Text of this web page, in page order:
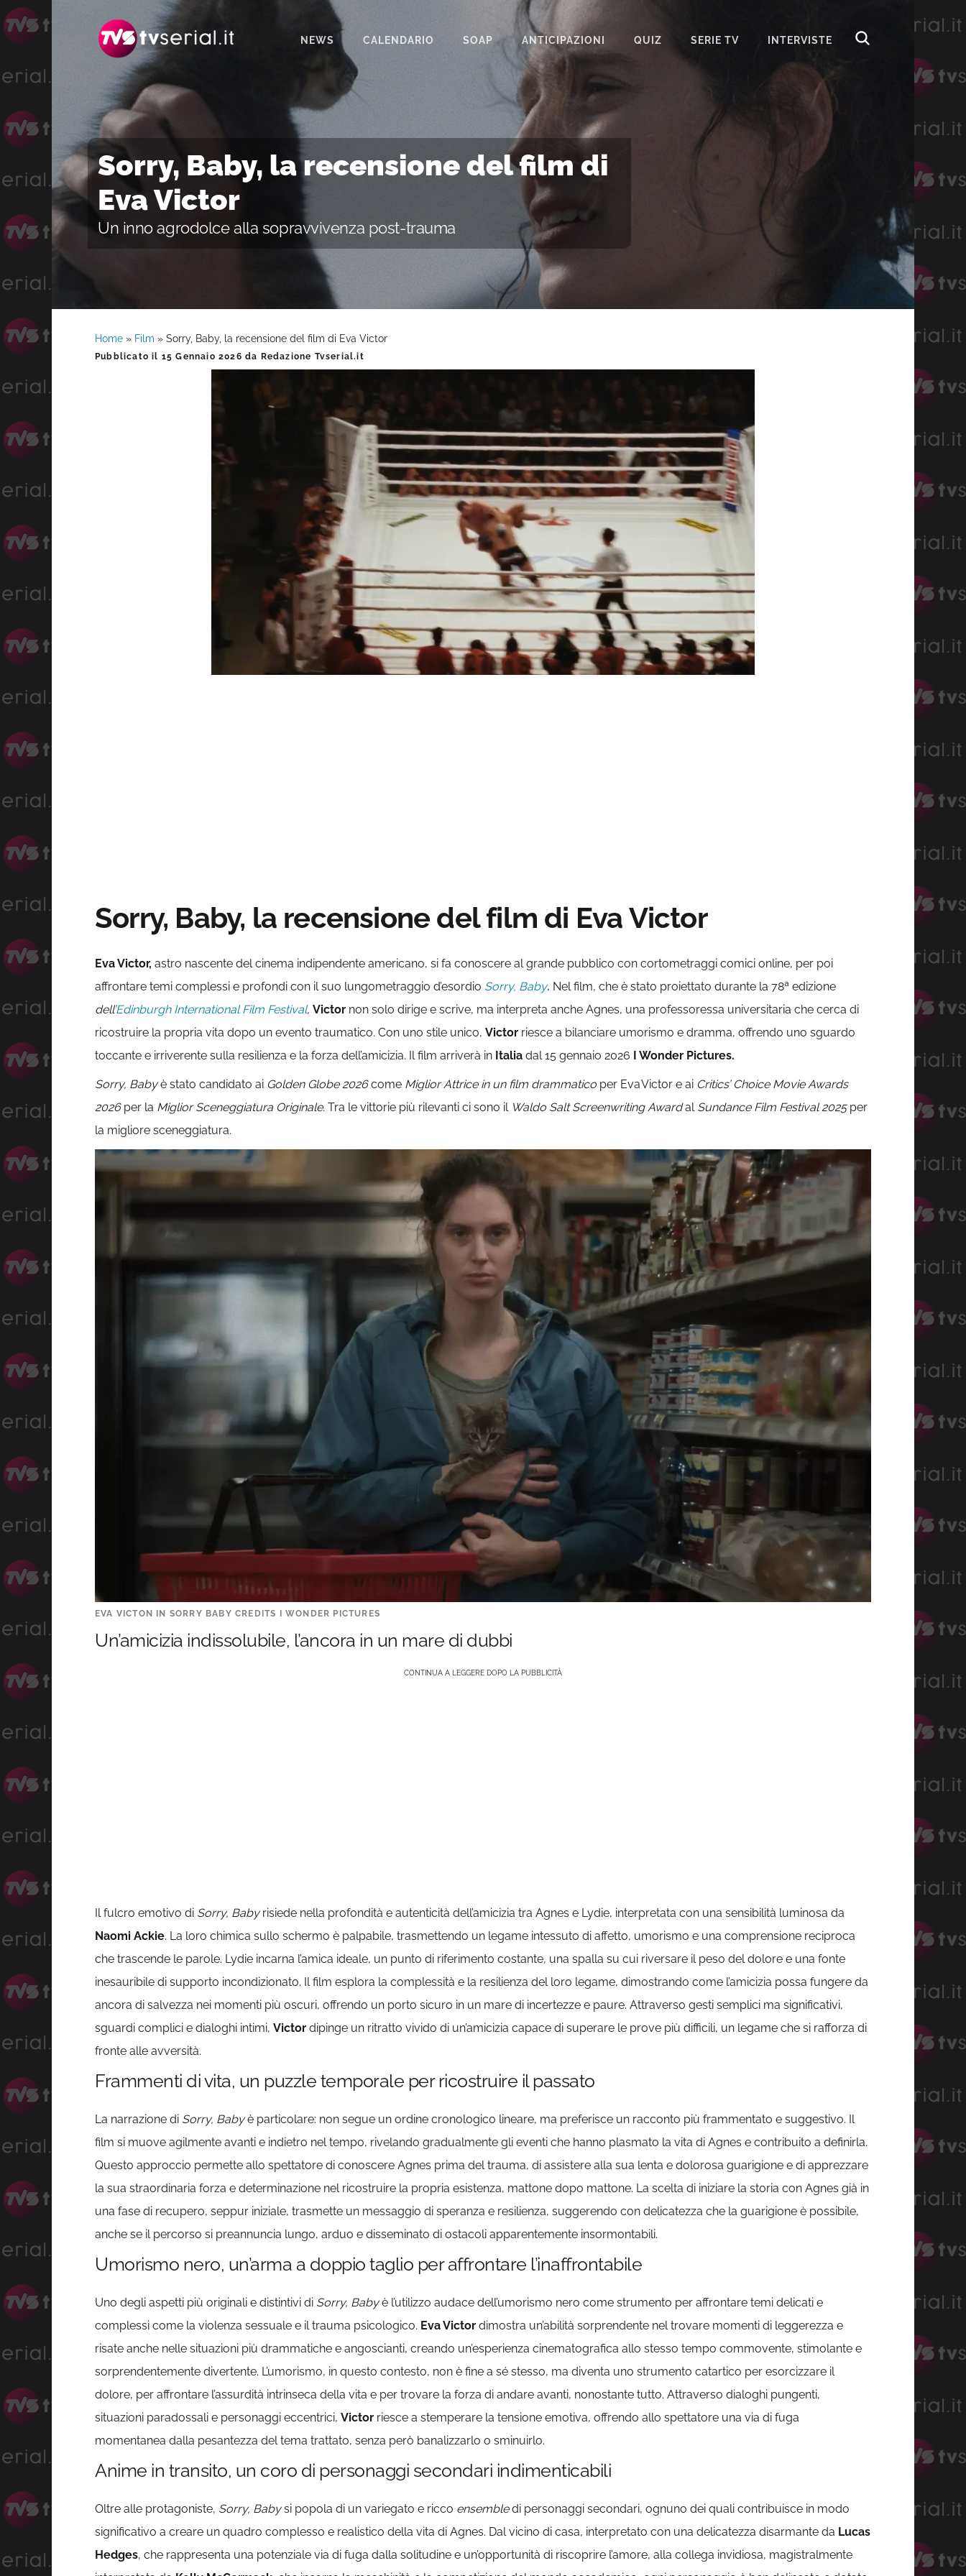
navigazione
contenuto
NEWS CALENDARIO SOAP
BEAUTIFUL
IL PARADISO DELLE SIGNORE
LA PROMESSA
SEGRETI DI FAMIGLIA
TEMPESTA D’AMORE
UN POSTO AL SOLE
ANTICIPAZIONI QUIZ SERIE TV INTERVISTE
Sorry, Baby, la recensione del film di
Eva Victor
Un inno agrodolce alla sopravvivenza post-trauma
Home » Film » Sorry, Baby, la recensione del film di Eva Victor
Pubblicato il 15 Gennaio 2026 da Redazione Tvserial.it
Unmute
0%
Progress
0%
Sorry, Baby, la recensione del film di Eva Victor
Eva Victor, astro nascente del cinema indipendente americano, si fa conoscere al grande pubblico con cortometraggi comici online, per poi
affrontare temi complessi e profondi con il suo lungometraggio d’esordio Sorry, Baby. Nel film, che è stato proiettato durante la 78ª edizione
dell’Edinburgh International Film Festival, Victor non solo dirige e scrive, ma interpreta anche Agnes, una professoressa universitaria che cerca di
ricostruire la propria vita dopo un evento traumatico. Con uno stile unico, Victor riesce a bilanciare umorismo e dramma, offrendo uno sguardo
toccante e irriverente sulla resilienza e la forza dell’amicizia. Il film arriverà in Italia dal 15 gennaio 2026 I Wonder Pictures.
Sorry, Babyè stato candidato ai Golden Globe 2026come Miglior Attrice in un film drammatico per Eva Victor e ai Critics’ Choice Movie Awards
2026per la Miglior Sceneggiatura Originale. Tra le vittorie più rilevanti ci sono il Waldo Salt Screenwriting Awardal Sundance Film Festival 2025per
la migliore sceneggiatura.
EVA VICTON IN SORRY BABY CREDITS I WONDER PICTURES
Un’amicizia indissolubile, l’ancora in un mare di dubbi
CONTINUA A LEGGERE DOPO LA PUBBLICITÀ
Il fulcro emotivo di Sorry, Babyrisiede nella profondità e autenticità dell’amicizia tra Agnes e Lydie, interpretata con una sensibilità luminosa da
Naomi Ackie. La loro chimica sullo schermo è palpabile, trasmettendo un legame intessuto di affetto, umorismo e una comprensione reciproca
che trascende le parole. Lydie incarna l’amica ideale, un punto di riferimento costante, una spalla su cui riversare il peso del dolore e una fonte
inesauribile di supporto incondizionato. Il film esplora la complessità e la resilienza del loro legame, dimostrando come l’amicizia possa fungere da
ancora di salvezza nei momenti più oscuri, offrendo un porto sicuro in un mare di incertezze e paure. Attraverso gesti semplici ma significativi,
sguardi complici e dialoghi intimi, Victor dipinge un ritratto vivido di un’amicizia capace di superare le prove più difficili, un legame che si rafforza di
fronte alle avversità.
Frammenti di vita, un puzzle temporale per ricostruire il passato
La narrazione di Sorry, Babyè particolare: non segue un ordine cronologico lineare, ma preferisce un racconto più frammentato e suggestivo. Il
film si muove agilmente avanti e indietro nel tempo, rivelando gradualmente gli eventi che hanno plasmato la vita di Agnes e contribuito a definirla.
Questo approccio permette allo spettatore di conoscere Agnes prima del trauma, di assistere alla sua lenta e dolorosa guarigione e di apprezzare
la sua straordinaria forza e determinazione nel ricostruire la propria esistenza, mattone dopo mattone. La scelta di iniziare la storia con Agnes già in
una fase di recupero, seppur iniziale, trasmette un messaggio di speranza e resilienza, suggerendo con delicatezza che la guarigione è possibile,
anche se il percorso si preannuncia lungo, arduo e disseminato di ostacoli apparentemente insormontabili.
Umorismo nero, un’arma a doppio taglio per affrontare l’inaffrontabile
Uno degli aspetti più originali e distintivi di Sorry, Babyè l’utilizzo audace dell’umorismo nero come strumento per affrontare temi delicati e
complessi come la violenza sessuale e il trauma psicologico. Eva Victor dimostra un’abilità sorprendente nel trovare momenti di leggerezza e
risate anche nelle situazioni più drammatiche e angoscianti, creando un’esperienza cinematografica allo stesso tempo commovente, stimolante e
sorprendentemente divertente. L’umorismo, in questo contesto, non è fine a sé stesso, ma diventa uno strumento catartico per esorcizzare il
dolore, per affrontare l’assurdità intrinseca della vita e per trovare la forza di andare avanti, nonostante tutto. Attraverso dialoghi pungenti,
situazioni paradossali e personaggi eccentrici, Victor riesce a stemperare la tensione emotiva, offrendo allo spettatore una via di fuga
momentanea dalla pesantezza del tema trattato, senza però banalizzarlo o sminuirlo.
Anime in transito, un coro di personaggi secondari indimenticabili
Oltre alle protagoniste, Sorry, Babysi popola di un variegato e ricco ensembledi personaggi secondari, ognuno dei quali contribuisce in modo
significativo a creare un quadro complesso e realistico della vita di Agnes. Dal vicino di casa, interpretato con una delicatezza disarmante da Lucas
Hedges, che rappresenta una potenziale via di fuga dalla solitudine e un’opportunità di riscoprire l’amore, alla collega invidiosa, magistralmente
Barra